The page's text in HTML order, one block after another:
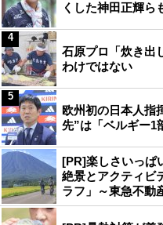
くした神田正輝ら
石原プロ「炊き出
わけではない
4
欧州初の日本人指
先”は「ベルギー1
5
[PR]楽しさいっぱ
絶景とアクティビ
ラフ」～東急不動